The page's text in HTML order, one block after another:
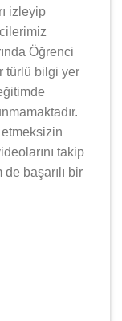
izleyip
Öğrenci
türlü bilgi yer
takip
başarılı bir